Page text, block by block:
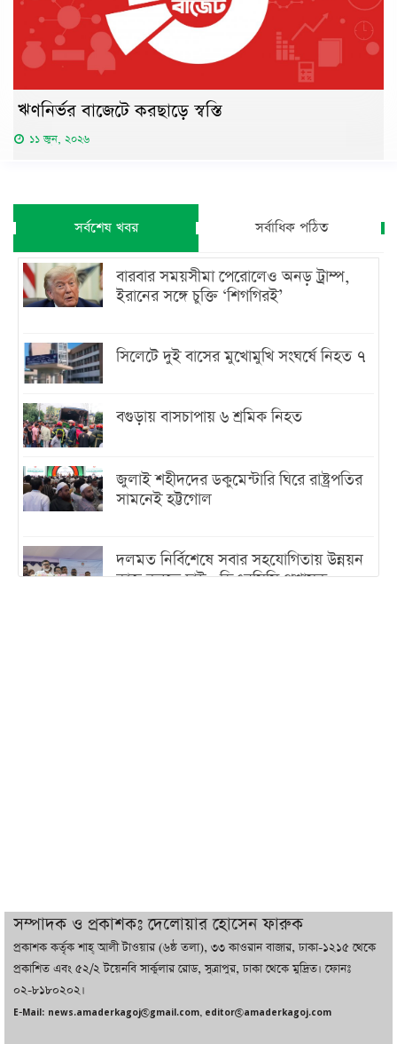
ঋণনির্ভর বাজেটে করছাড়ে স্বস্তি
১১ জুন, ২০২৬
সর্বশেষ খবর সর্বাধিক পঠিত
বারবার সময়সীমা পেরোলেও অনড় ট্রাম্প,
ইরানের সঙ্গে চুক্তি ‘শিগগিরই’
সিলেটে দুই বাসের মুখোমুখি সংঘর্ষে নিহত ৭
বগুড়ায় বাসচাপায় ৬ শ্রমিক নিহত
জুলাই শহীদদের ডকুমেন্টারি ঘিরে রাষ্ট্রপতির
সামনেই হট্টগোল
দলমত নির্বিশেষে সবার সহযোগিতায় উন্নয়ন
কাজ করতে চাই : ডিএনসিসি প্রশাসক
বাজারে কাঁচা মরিচে ‘আগুন’, ‘এত দাম তো
আগে দেখিনি’
সম্পাদক ও প্রকাশকঃ দেলোয়ার হোসেন ফারুক
প্রকাশক কর্তৃক শাহ্ আলী টাওয়ার (৬ষ্ঠ তলা), ৩৩ কাওরান বাজার, ঢাকা-১২১৫ থেকে
প্রকাশিত এবং ৫২/২ টয়েনবি সার্কুলার রোড, সুত্রাপুর, ঢাকা থেকে মুদ্রিত। ফোনঃ
০২-৮১৮০২০২।
E-Mail: news.amaderkagoj@gmail.com, editor@amaderkagoj.com